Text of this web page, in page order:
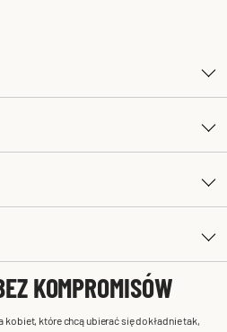
KOMPROMISÓW
kobiet, które chcą ubierać się dokładnie tak,